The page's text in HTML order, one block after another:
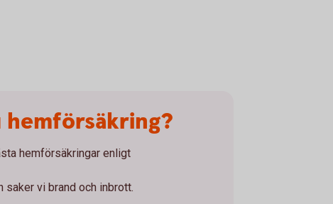
hemförsäkring?
hemförsäkringar enligt
saker vi brand och inbrott.